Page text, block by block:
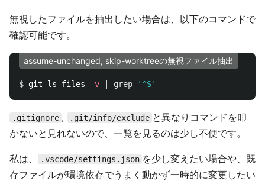
無視したファイルを抽出したい場合は、以下のコマンドで
確認可能です。
assume-unchanged, skip-worktreeの無視ファイル抽出
$ git ls-files -v grep '^S'
.gitignore , .git/info/exclude と異なりコマンドを叩
かないと見れないので、一覧を見るのは少し不便です。
私は、 .vscode/settings.json を少し変えたい場合や、既
存ファイルが環境依存でうまく動かず一時的に変更したい